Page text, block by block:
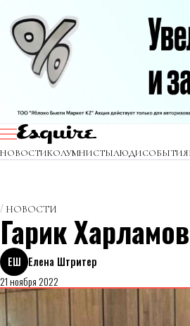
НОВОСТИКОЛУМНИСТЫЛЮДИСОБЫТИЯ
НОВОСТИ
Гарик
ЕШ Елена Штритер
21 ноября 2022